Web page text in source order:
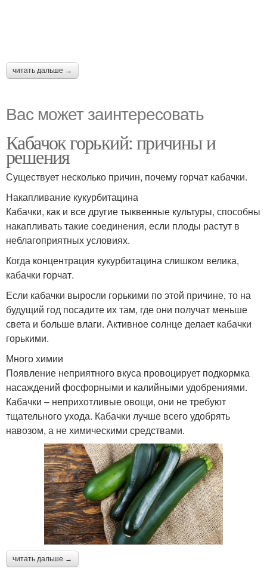
читать дальше →
Вас может заинтересовать
Кабачок горький: причины и
решения
Существует несколько причин, почему горчат кабачки.
Накапливание кукурбитацина
Кабачки, как и все другие тыквенные культуры, способны
накапливать такие соединения, если плоды растут в
неблагоприятных условиях.
Когда концентрация кукурбитацина слишком велика,
кабачки горчат.
Если кабачки выросли горькими по этой причине, то на
будущий год посадите их там, где они получат меньше
света и больше влаги. Активное солнце делает кабачки
горькими.
Много химии
Появление неприятного вкуса провоцирует подкормка
насаждений фосфорными и калийными удобрениями.
Кабачки – неприхотливые овощи, они не требуют
тщательного ухода. Кабачки лучше всего удобрять
навозом, а не химическими средствами.
читать дальше →